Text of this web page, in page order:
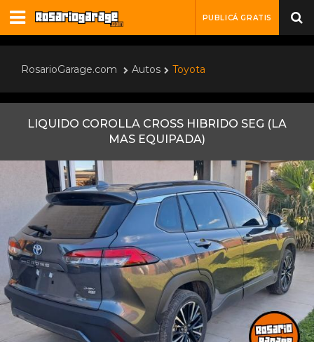
PUBLICÁ GRATIS
RosarioGarage.com Autos Toyota
LIQUIDO COROLLA CROSS HIBRIDO SEG (LA
MAS EQUIPADA)